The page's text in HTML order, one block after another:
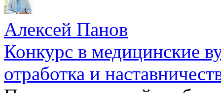
Алексей Панов
Конкурс в медицинские
отработка и